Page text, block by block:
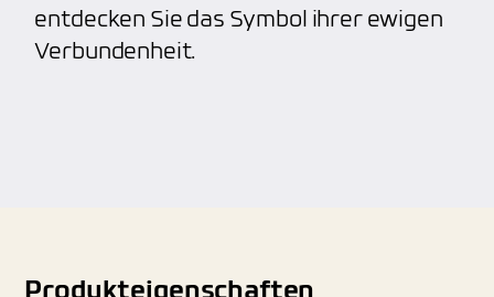
entdecken Sie das Symbol ihrer ewigen
Verbundenheit.
Produkteigenschaften